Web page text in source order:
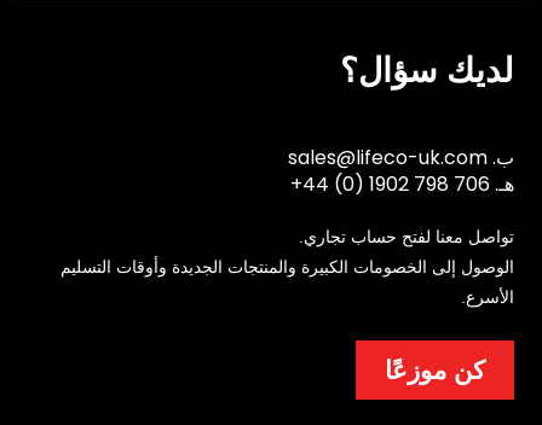
لديك سؤال؟
ب.sales@lifeco-uk.com
هـ.+44 (0) 1902 798 706
تواصل معنا لفتح حساب تجاري.
الوصول إلى الخصومات الكبيرة والمنتجات الجديدة وأوقات التسليم
الأسرع.
كن موزعًا